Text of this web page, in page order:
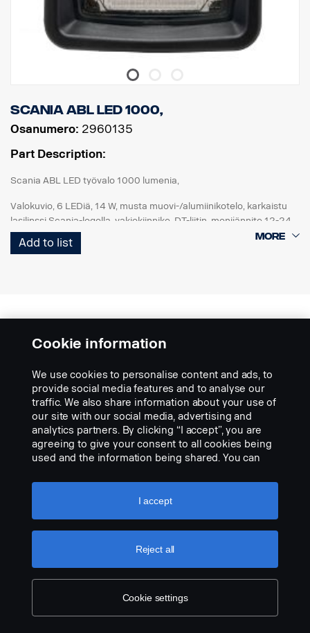
Scania ABL LED 1000,
Osanumero: 2960135
Part Description:
Scania ABL LED työvalo 1000 lumenia,
Valokuvio, 6 LEDiä, 14 W, musta muovi-/alumiinikotelo, karkaistu
lasilinssi Scania-logolla, vakiokiinnike, DT-liitin, monijännite 12-24
V, käänteisen polaarisuuden suojaus, IP68-IP69K. ECE R10, ECE
R23 (peruutus), ADR-hyväksyntä.
Add to list
Cookie information
We use cookies to personalise content and ads, to
provide social media features and to analyse our
traffic. We also share information about your use of
our site with our social media, advertising and
analytics partners. By clicking “I accept”, you are
agreeing to give your consent to all cookies being
used and the information being shared. You can
settings” and selecting the categories you’d like to
accept. For a more detailed explanation of how we
Cookie settings
Reject all
I accept